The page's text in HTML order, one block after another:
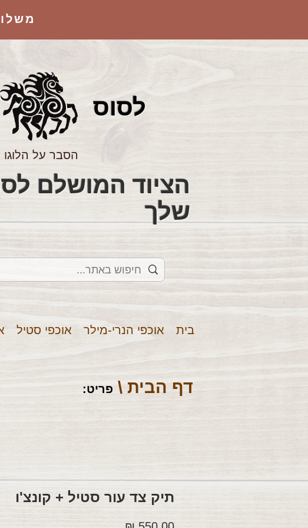
לסוס
הסבר על הלוגו
שלך
בית אוכפי הנרי-מילר אוכפי סטיל
דף הבית \ פריט:
תיק צד עור סטיל + קונצ'ו